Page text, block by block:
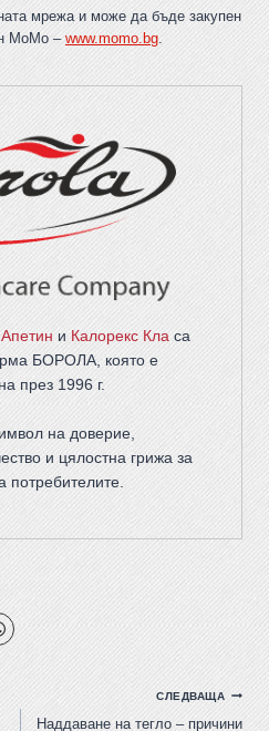
мрежа и може да бъде закупен
MoMo – www.momo.bg.
и Калорекс Класа
БОРОЛА, която е
през 1996 г.
на доверие,
и цялостна грижа за
потребителите.
СЛЕДВАЩА
Наддаване на тегло – причини